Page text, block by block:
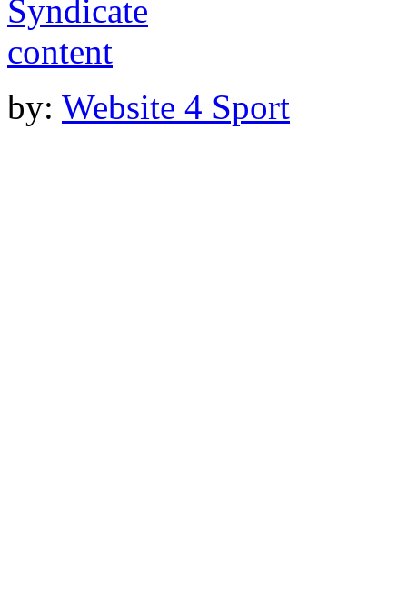
by: Website 4 Sport